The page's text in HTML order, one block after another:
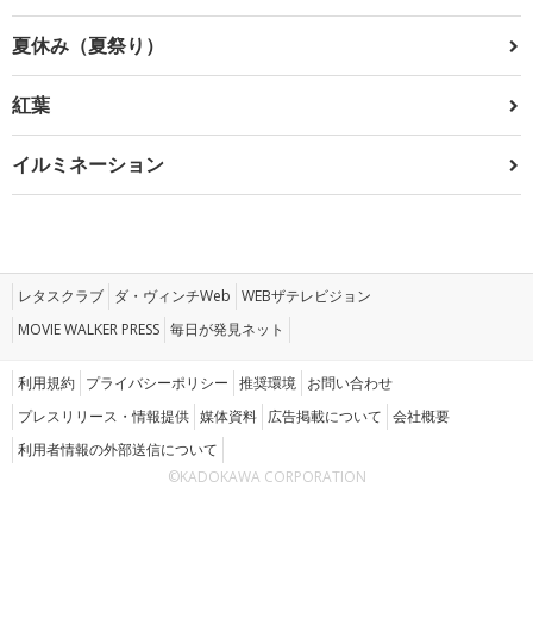
夏休み（夏祭り）
紅葉
イルミネーション
レタスクラブ ダ・ヴィンチWeb WEBザテレビジョン
MOVIE WALKER PRESS 毎日が発見ネット
利用規約 プライバシーポリシー 推奨環境 お問い合わせ
プレスリリース・情報提供 媒体資料 広告掲載について 会社概要
利用者情報の外部送信について
©KADOKAWA CORPORATION